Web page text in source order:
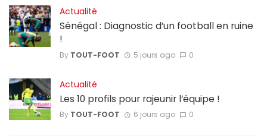
Actualité
Sénégal : Diagnostic d’un football en ruine
!
By TOUT-FOOT 5 jours ago 0
Actualité
Les 10 profils pour rajeunir l’équipe !
By TOUT-FOOT 6 jours ago 0